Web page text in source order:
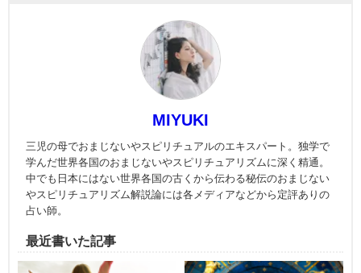
MIYUKI
三児の母でおまじないやスピリチュアルのエキスパート。独学で
学んだ世界各国のおまじないやスピリチュアリズムに深く精通。
中でも日本にはない世界各国の古くから伝わる秘伝のおまじない
やスピリチュアリズム解説論には各メディアなどから定評ありの
占い師。
最近書いた記事